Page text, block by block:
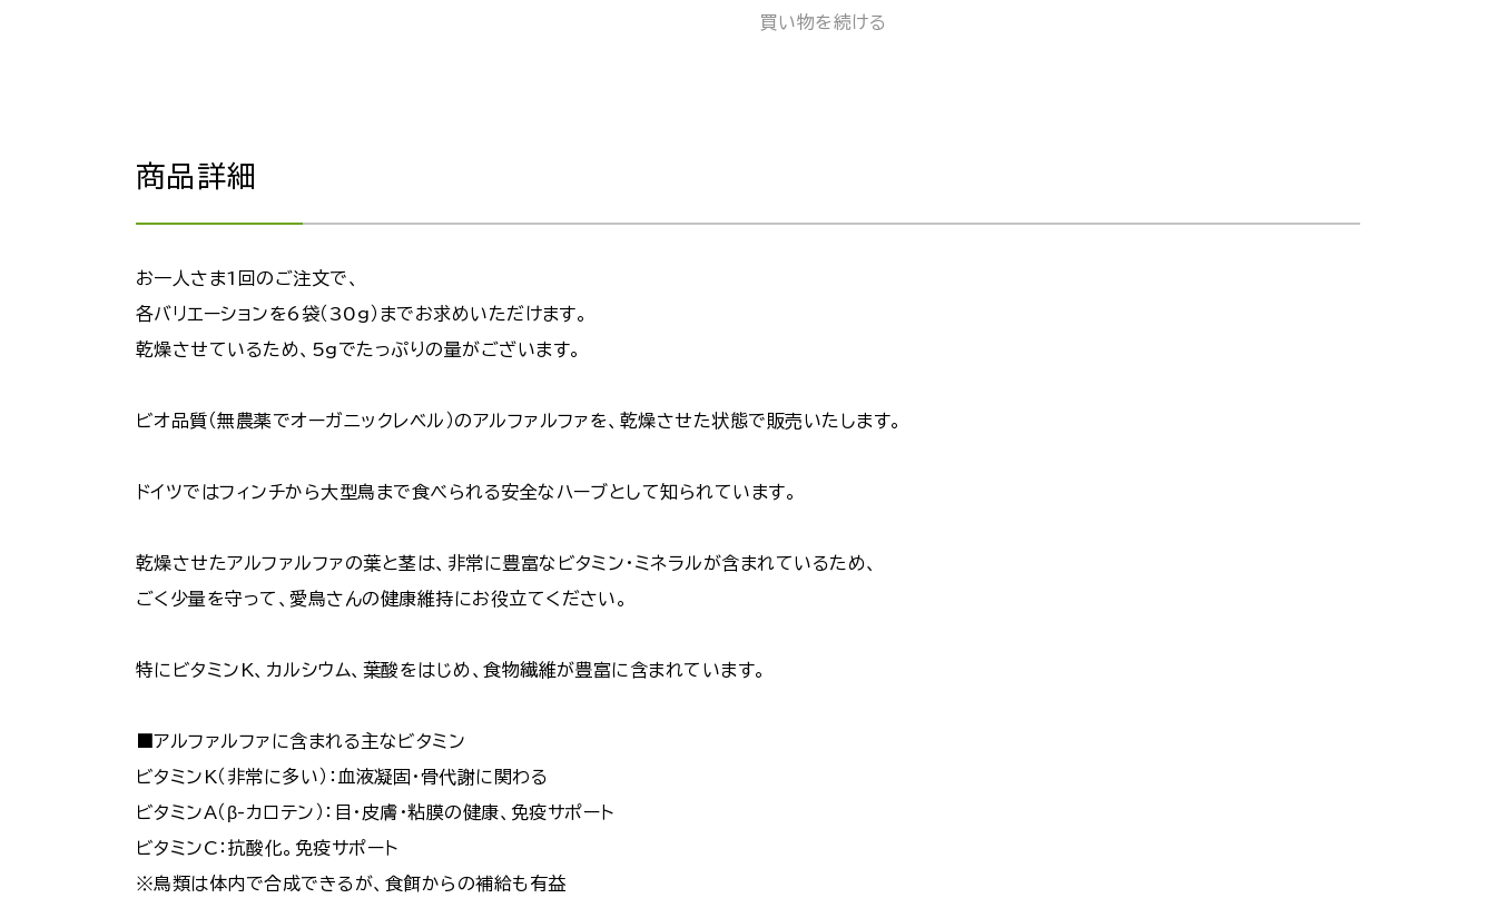
買い物を続ける
商品詳細
お一人さま1回のご注文で、
各バリエーションを6袋（30g）までお求めいただけます。
乾燥させているため、5gでたっぷりの量がございます。
ビオ品質（無農薬でオーガニックレベル）のアルファルファを、乾燥させた状態で販売いたします。
ドイツではフィンチから大型鳥まで食べられる安全なハーブとして知られています。
乾燥させたアルファルファの葉と茎は、非常に豊富なビタミン・ミネラルが含まれているため、
ごく少量を守って、愛鳥さんの健康維持にお役立てください。
特にビタミンK、カルシウム、葉酸をはじめ、食物繊維が豊富に含まれています。
■アルファルファに含まれる主なビタミン
ビタミンK（非常に多い）：血液凝固・骨代謝に関わる
ビタミンA（β-カロテン）：目・皮膚・粘膜の健康、免疫サポート
ビタミンC：抗酸化。免疫サポート
※鳥類は体内で合成できるが、食餌からの補給も有益